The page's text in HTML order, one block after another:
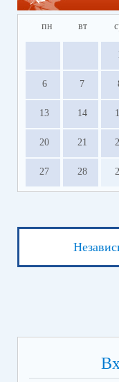
пн вт
6 7
13 14
20 21
27 28